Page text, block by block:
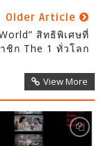
Older Article
สิทธิพิเศษที่
ชิก The 1 ทั่วโลก
View More